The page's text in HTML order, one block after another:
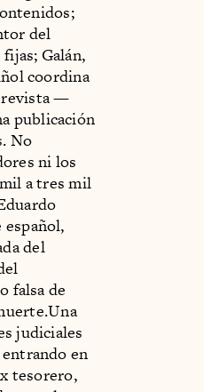
del
Galán,
coordina
revista —
publicación
No
ni los
a tres mil
del
falsa de
judiciales
en
tesorero,